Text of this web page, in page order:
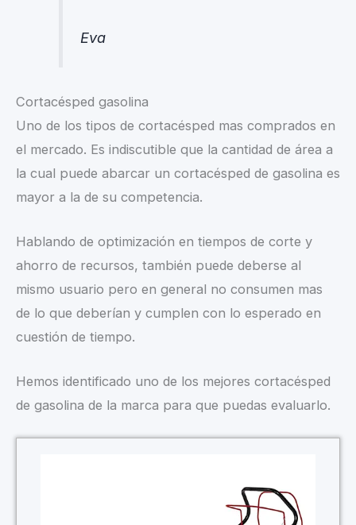
Eva
Cortacésped gasolina
Uno de los tipos de cortacésped mas comprados en
el mercado. Es indiscutible que la cantidad de área a
la cual puede abarcar un cortacésped de gasolina es
mayor a la de su competencia.
Hablando de optimización en tiempos de corte y
ahorro de recursos, también puede deberse al
mismo usuario pero en general no consumen mas
de lo que deberían y cumplen con lo esperado en
cuestión de tiempo.
Hemos identificado uno de los mejores cortacésped
de gasolina de la marca para que puedas evaluarlo.